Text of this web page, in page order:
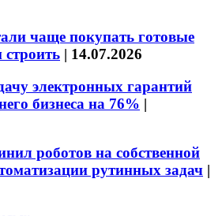
чаще покупать готовые
| 14.07.2026
электронных гарантий
бизнеса на 76% |
роботов на собственной
рутинных задач |